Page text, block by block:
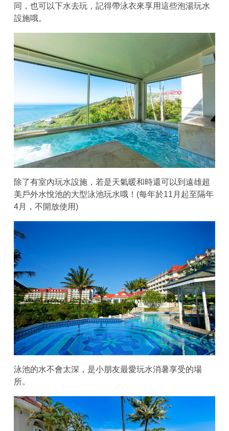
同，也可以下水去玩，記得帶泳衣來享用這些泡湯玩水
設施哦。
除了有室內玩水設施，若是天氣暖和時還可以到遠雄超
美戶外水悅池的大型泳池玩水哦！(每年於11月起至隔年
4月，不開放使用)
泳池的水不會太深，是小朋友最愛玩水消暑享受的場
所。